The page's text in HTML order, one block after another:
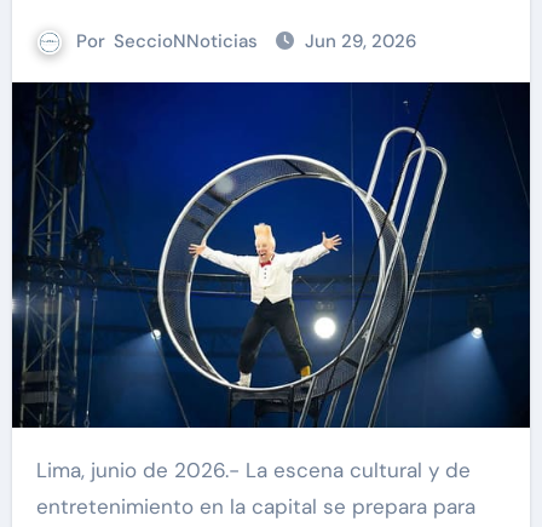
Por SeccioNNoticias Jun 29, 2026
Lima, junio de 2026.- La escena cultural y de
entretenimiento en la capital se prepara para